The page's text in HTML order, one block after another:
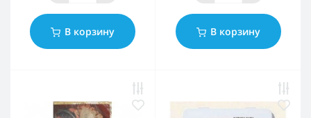
В корзину В корзину